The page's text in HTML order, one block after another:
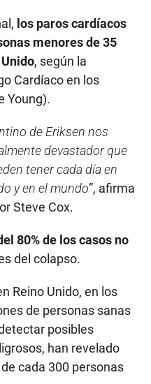
los paros cardíacos
menores de 35
, según la
Cardíaco en los
Young).
de Eriksen nos
devastador que
tener cada día en
y en el mundo”, afirma
Steve Cox.
80% de los casos no
del colapso.
Reino Unido, en los
de personas sanas
posibles
han revelado
cada 300 personas